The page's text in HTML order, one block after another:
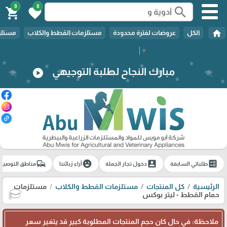
▼
search
0
favorite
0
shopping_cart
home الكل عروضات لفترة محدودة مستلزمات القطط والكلاب
مبارك النجاح لطلبة التوجيهي play_circle
🎓
ballotطلباتي السابقة account_boxدخول تجار الجملة emoji_emotionsآراء زبائننا commuteمناطق
الرئيسية كل المنتجات مستلزمات القطط والكلاب
مستلزمات
حمام القطط - ليتر بوكس
ملاحظة: في حال كان حجم المنتجات المطلوبة كبير قد يتغير سعر